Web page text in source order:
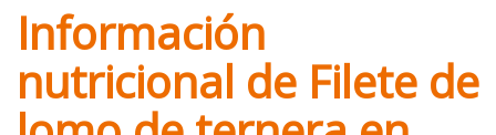
Información
nutricional de Filete de